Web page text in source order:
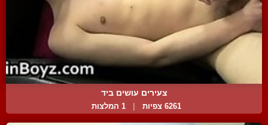
צעירים עושים ביד
6261 צפיות 1 המלצות